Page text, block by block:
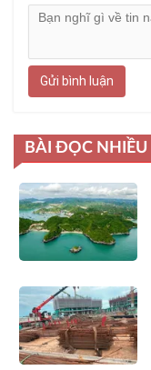
Gửi bình luận
BÀI ĐỌC NHIỀU